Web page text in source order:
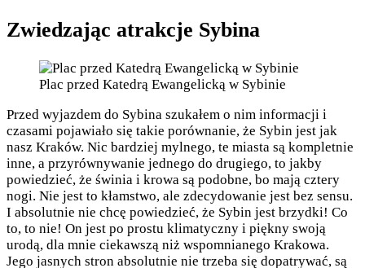
Zwiedzając atrakcje Sybina
Plac przed Katedrą Ewangelicką w Sybinie
Przed wyjazdem do Sybina szukałem o nim informacji i
czasami pojawiało się takie porównanie, że Sybin jest jak
nasz Kraków. Nic bardziej mylnego, te miasta są kompletnie
inne, a przyrównywanie jednego do drugiego, to jakby
powiedzieć, że świnia i krowa są podobne, bo mają cztery
nogi. Nie jest to kłamstwo, ale zdecydowanie jest bez sensu.
I absolutnie nie chcę powiedzieć, że Sybin jest brzydki! Co
to, to nie! On jest po prostu klimatyczny i piękny swoją
urodą, dla mnie ciekawszą niż wspomnianego Krakowa.
Jego jasnych stron absolutnie nie trzeba się dopatrywać, są